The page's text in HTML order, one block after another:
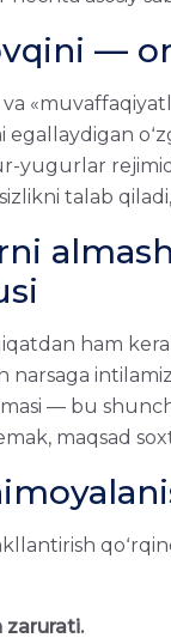
—
egallaydigan
yugurlar
talab
ham
narsaga
— bu
maqsad
zarurati.